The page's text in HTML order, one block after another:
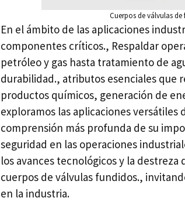
Cuerpos de válvulas
En el ámbito de las aplicaciones
componentes críticos., Respaldar
petróleo y gas hasta tratamiento de
durabilidad., atributos esenciales que
productos químicos, generación de
exploramos las aplicaciones
comprensión más profunda de su
seguridad en las operaciones
los avances tecnológicos y la
cuerpos de válvulas fundidos.,
en la industria.